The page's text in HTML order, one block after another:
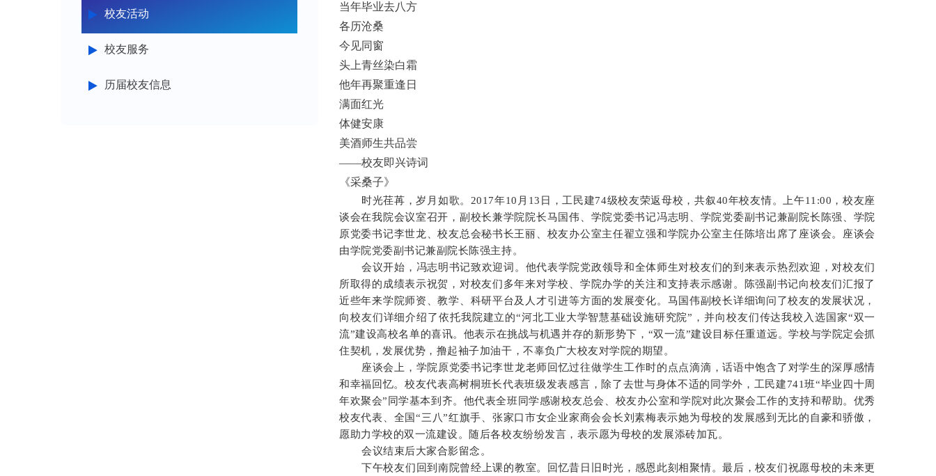
校友活动
校友服务
历届校友信息
当年毕业去八方
各历沧桑
今见同窗
头上青丝染白霜
他年再聚重逢日
满面红光
体健安康
美酒师生共品尝
——校友即兴诗词
《采桑子》
时光荏苒，岁月如歌。2017年10月13日，工民建74级校友荣返母校，共叙40年校友情。上午11:00，校友座
谈会在我院会议室召开，副校长兼学院院长马国伟、学院党委书记冯志明、学院党委副书记兼副院长陈强、学院
原党委书记李世龙、校友总会秘书长王丽、校友办公室主任翟立强和学院办公室主任陈培出席了座谈会。座谈会
由学院党委副书记兼副院长陈强主持。
会议开始，冯志明书记致欢迎词。他代表学院党政领导和全体师生对校友们的到来表示热烈欢迎，对校友们
所取得的成绩表示祝贺，对校友们多年来对学校、学院办学的关注和支持表示感谢。陈强副书记向校友们汇报了
近些年来学院师资、教学、科研平台及人才引进等方面的发展变化。马国伟副校长详细询问了校友的发展状况，
向校友们详细介绍了依托我院建立的“河北工业大学智慧基础设施研究院”，并向校友们传达我校入选国家“双一
流”建设高校名单的喜讯。他表示在挑战与机遇并存的新形势下，“双一流”建设目标任重道远。学校与学院定会抓
住契机，发展优势，撸起袖子加油干，不辜负广大校友对学院的期望。
座谈会上，学院原党委书记李世龙老师回忆过往做学生工作时的点点滴滴，话语中饱含了对学生的深厚感情
和幸福回忆。校友代表高树桐班长代表班级发表感言，除了去世与身体不适的同学外，工民建741班“毕业四十周
年欢聚会”同学基本到齐。他代表全班同学感谢校友总会、校友办公室和学院对此次聚会工作的支持和帮助。优秀
校友代表、全国“三八”红旗手、张家口市女企业家商会会长刘素梅表示她为母校的发展感到无比的自豪和骄傲，
愿助力学校的双一流建设。随后各校友纷纷发言，表示愿为母校的发展添砖加瓦。
会议结束后大家合影留念。
下午校友们回到南院曾经上课的教室。回忆昔日旧时光，感恩此刻相聚情。最后，校友们祝愿母校的未来更